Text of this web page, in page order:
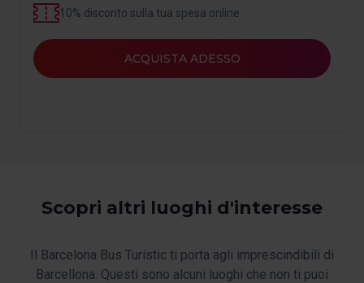
del sito web, per questo, se non li accetti, non potrai
cookie
In qualsiasi momento durante la navigazione su questo
10% disconto sulla tua spesa online
ACQUISTA ADESSO
Scopri altri luoghi d'interesse
Il Barcelona Bus Turístic ti porta agli imprescindibili di
Barcellona. Questi sono alcuni luoghi che non ti puoi